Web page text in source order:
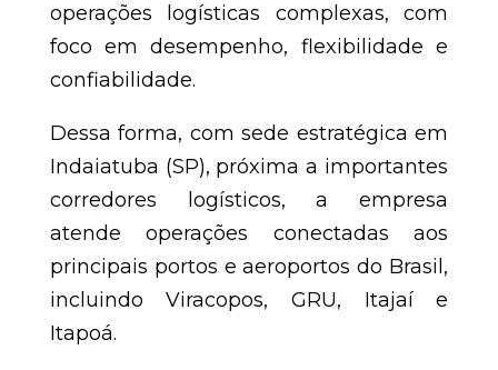
operações logísticas complexas, com
foco em desempenho, flexibilidade e
confiabilidade.
Dessa forma, com sede estratégica em
Indaiatuba (SP), próxima a importantes
corredores logísticos, a empresa
atende operações conectadas aos
principais portos e aeroportos do Brasil,
incluindo Viracopos, GRU, Itajaí e
Itapoá.